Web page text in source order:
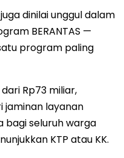
dinilai unggul dalam
BERANTAS —
program paling
Rp73 miliar,
jaminan layanan
bagi seluruh warga
KTP atau KK.